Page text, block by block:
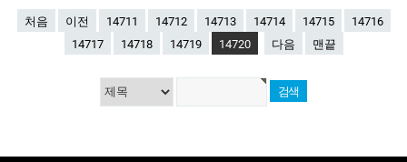
처음 이전 14711 14712 14713 14714 14715
14716
14717
14718 14719 14720 다음 맨끝